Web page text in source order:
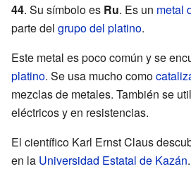
44. Su símbolo es Ru. Es un metal
parte del grupo del platino.
Este metal es poco común y se
platino. Se usa mucho como
mezclas de metales. También se
eléctricos y en resistencias.
El científico Karl Ernst Claus
en la Universidad Estatal de Kazán